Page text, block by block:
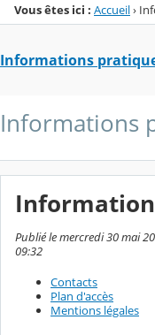
Vous êtes ici : Accueil›
Informations
Informations
Publié le mercredi 30 mai
09:32
Contacts
Plan d'accès
Mentions légales